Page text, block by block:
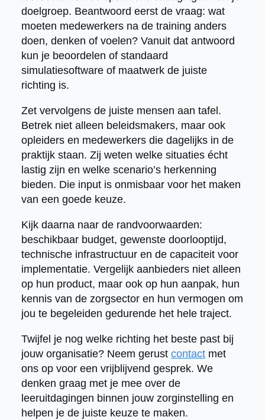
doelgroep. Beantwoord eerst de vraag: wat
moeten medewerkers na de training anders
doen, denken of voelen? Vanuit dat antwoord
kun je beoordelen of standaard
simulatiesoftware of maatwerk de juiste
richting is.
Zet vervolgens de juiste mensen aan tafel.
Betrek niet alleen beleidsmakers, maar ook
opleiders en medewerkers die dagelijks in de
praktijk staan. Zij weten welke situaties écht
lastig zijn en welke scenario’s herkenning
bieden. Die input is onmisbaar voor het maken
van een goede keuze.
Kijk daarna naar de randvoorwaarden:
beschikbaar budget, gewenste doorlooptijd,
technische infrastructuur en de capaciteit voor
implementatie. Vergelijk aanbieders niet alleen
op hun product, maar ook op hun aanpak, hun
kennis van de zorgsector en hun vermogen om
jou te begeleiden gedurende het hele traject.
Twijfel je nog welke richting het beste past bij
jouw organisatie? Neem gerust contactmet
ons op voor een vrijblijvend gesprek. We
denken graag met je mee over de
leeruitdagingen binnen jouw zorginstelling en
helpen je de juiste keuze te maken.